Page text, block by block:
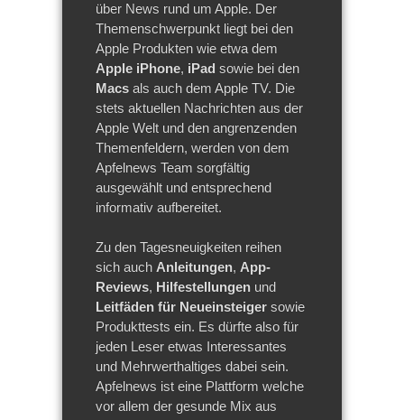
über News rund um Apple. Der
Themenschwerpunkt liegt bei den
Apple Produkten wie etwa dem
Apple iPhone, iPad sowie bei den
Macs als auch dem Apple TV. Die
stets aktuellen Nachrichten aus der
Apple Welt und den angrenzenden
Themenfeldern, werden von dem
Apfelnews Team sorgfältig
ausgewählt und entsprechend
informativ aufbereitet.
Zu den Tagesneuigkeiten reihen
sich auch Anleitungen, App-
Reviews, Hilfestellungen und
Leitfäden für Neueinsteiger sowie
Produkttests ein. Es dürfte also für
jeden Leser etwas Interessantes
und Mehrwerthaltiges dabei sein.
Apfelnews ist eine Plattform welche
vor allem der gesunde Mix aus